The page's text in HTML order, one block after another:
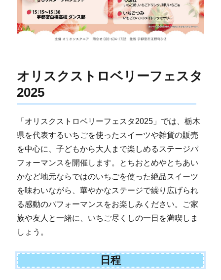
オリスクストロベリーフェスタ
2025
「オリスクストロベリーフェスタ2025」では、栃木
県を代表するいちごを使ったスイーツや雑貨の販売
を中心に、子どもから大人まで楽しめるステージパ
フォーマンスを開催します。とちおとめやとちあい
かなど地元ならではのいちごを使った絶品スイーツ
を味わいながら、華やかなステージで繰り広げられ
る感動のパフォーマンスをお楽しみください。ご家
族や友人と一緒に、いちご尽くしの一日を満喫しま
しょう。
日程